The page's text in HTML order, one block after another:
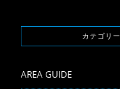
カテゴリー
AREA GUIDE